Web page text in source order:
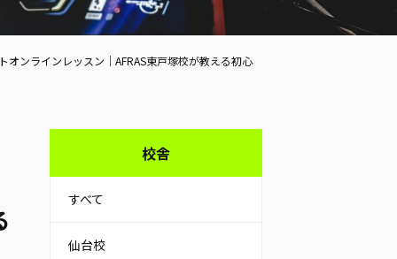
ンラインレッスン｜AFRAS東戸塚校が教える初心
校舎
すべて
仙台校